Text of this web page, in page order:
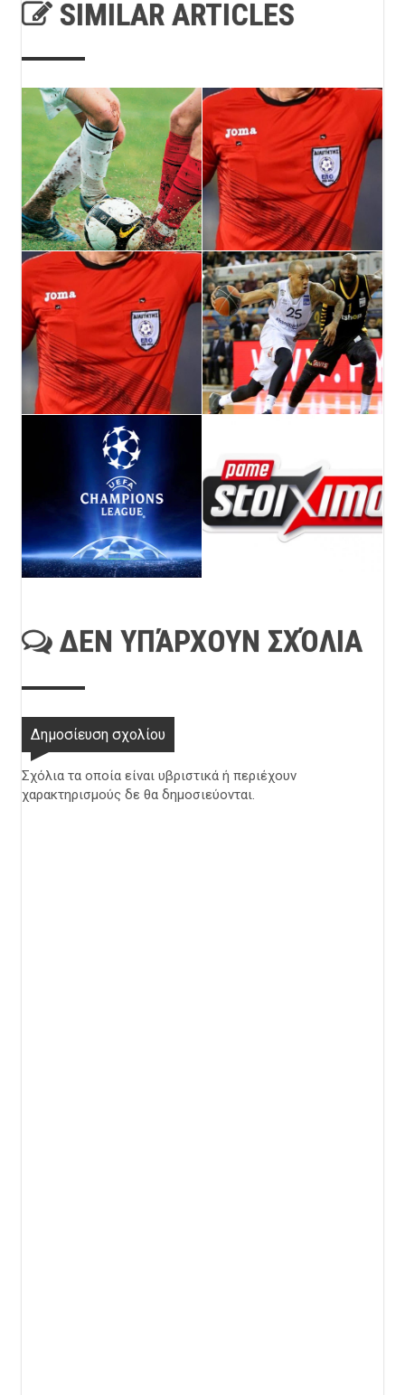
SIMILAR ARTICLES
ΔΕΝ ΥΠΆΡΧΟΥΝ ΣΧΌΛΙΑ
Δημοσίευση σχολίου
Σχόλια τα οποία είναι υβριστικά ή περιέχουν
χαρακτηρισμούς δε θα δημοσιεύονται.